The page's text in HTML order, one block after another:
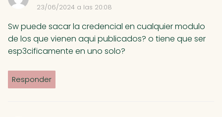
23/06/2024 a las 20:08
Sw puede sacar la credencial en cualquier modulo
de los que vienen aqui publicados? o tiene que ser
esp3cificamente en uno solo?
Responder